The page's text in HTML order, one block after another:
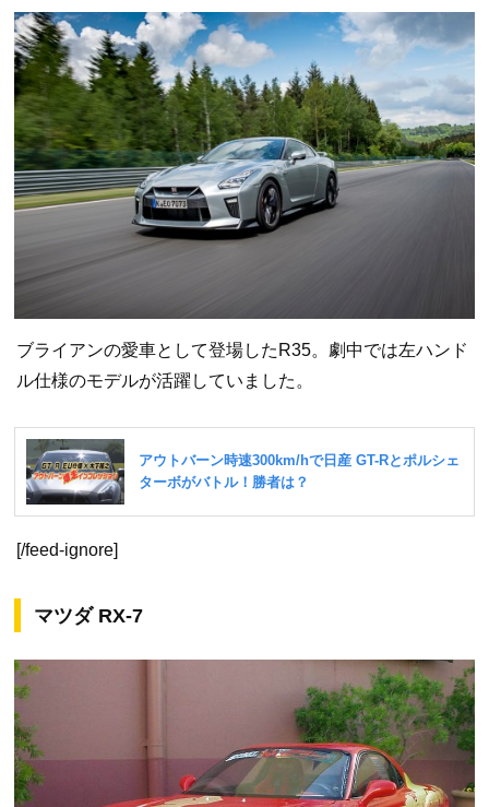
ブライアンの愛車として登場したR35。劇中では左ハンド
ル仕様のモデルが活躍していました。
[/feed-ignore]
マツダ RX-7